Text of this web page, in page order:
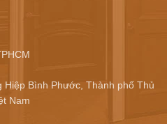
Hiệp Bình Phước, Thành phố Thủ
Nam